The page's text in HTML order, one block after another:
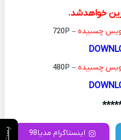
خواهدشد.
چسبیده – 720P
چسبیده – 480P
اینستاگرام مدیا98